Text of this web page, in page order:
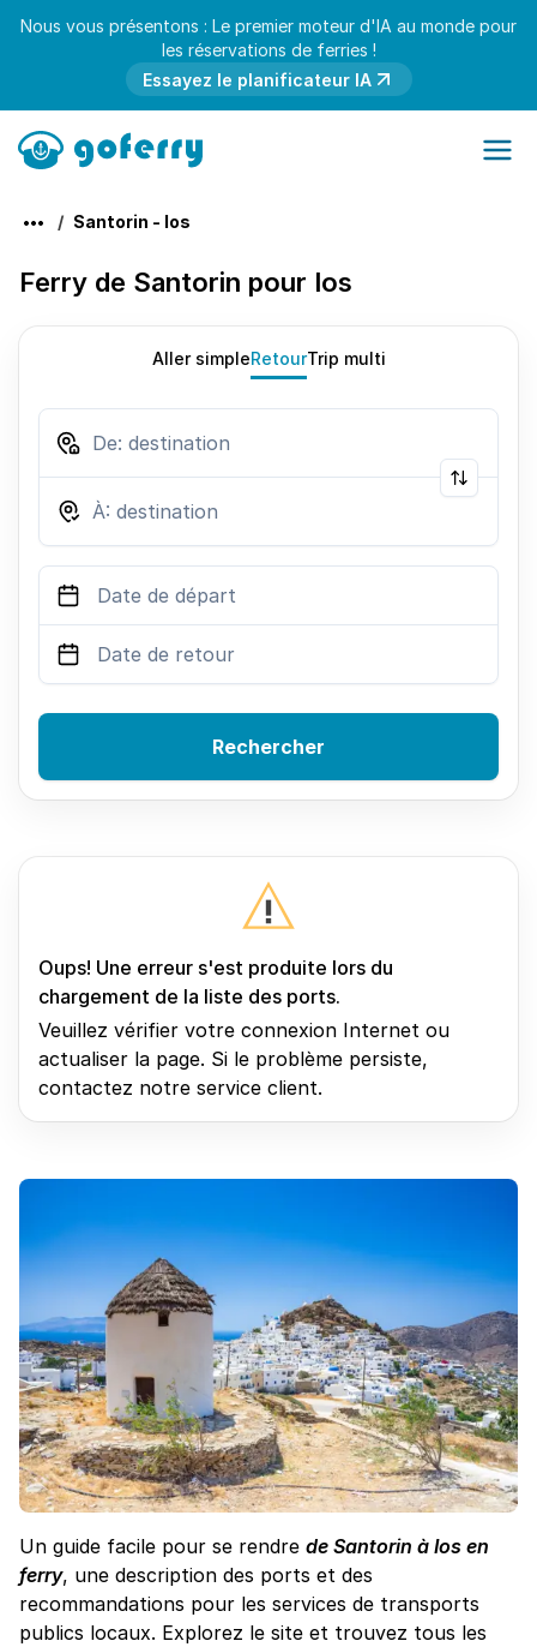
Nous vous présentons : Le premier moteur d'IA au monde pour
les réservations de ferries !
Essayez le planificateur IA
Santorin - Ios
Ferry de Santorin pour Ios
Un guide facile pour se rendre de Santorin à Ios en
ferry, une description des ports et des
recommandations pour les services de transports
publics locaux. Explorez le site et trouvez tous les
Aller simpleRetourTrip multi
Rechercher
Oups! Une erreur s'est produite lors du
chargement de la liste des ports.
Veuillez vérifier votre connexion Internet ou
actualiser la page. Si le problème persiste,
contactez notre service client.